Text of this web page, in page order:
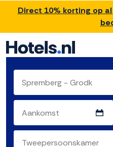
Direct 10% korting op